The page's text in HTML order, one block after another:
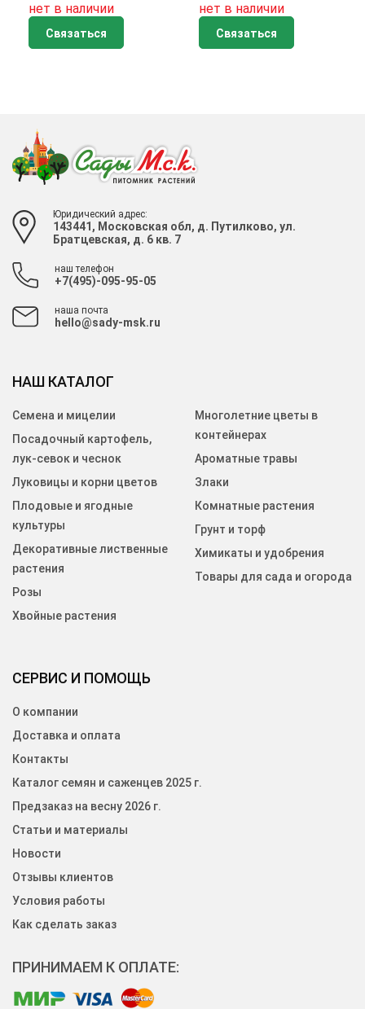
нет в наличии
Связаться
нет в наличии
Связаться
Юридический адрес:
143441, Московская обл, д. Путилково, ул.
Братцевская, д. 6 кв. 7
наш телефон
+7(495)-095-95-05
наша почта
hello@sady-msk.ru
СЕРВИС И ПОМОЩЬ
О компании
Доставка и оплата
Контакты
Каталог семян и саженцев 2025 г.
Предзаказ на весну 2026 г.
Статьи и материалы
Новости
Отзывы клиентов
Условия работы
Как сделать заказ
НАШ КАТАЛОГ
Семена и мицелии
Посадочный картофель,
лук-севок и чеснок
Луковицы и корни цветов
Плодовые и ягодные
культуры
Декоративные лиственные
растения
Розы
Хвойные растения
Многолетние цветы в
контейнерах
Ароматные травы
Злаки
Комнатные растения
Грунт и торф
Химикаты и удобрения
Товары для сада и огорода
ПРИНИМАЕМ К ОПЛАТЕ: